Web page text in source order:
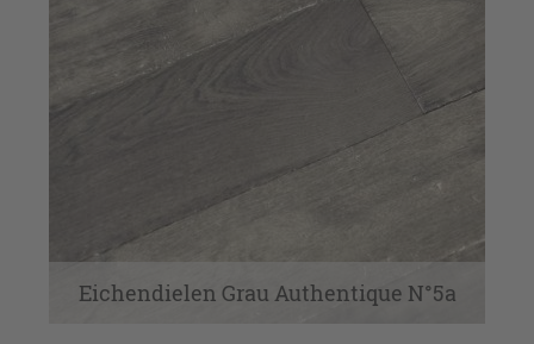
Eichendielen Grau Authentique N°5a